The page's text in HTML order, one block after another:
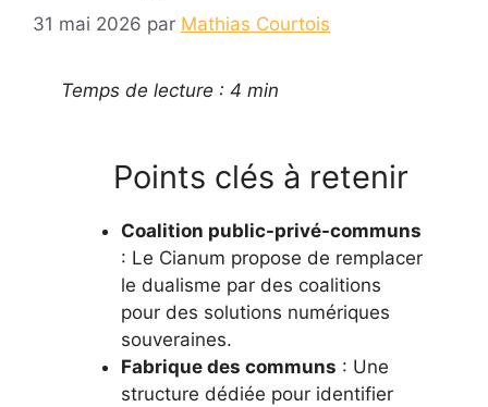
31 mai 2026 par Mathias Courtois
Temps de lecture : 4 min
Points clés à retenir
Coalition public-privé-communs
: Le Cianum propose de remplacer
le dualisme par des coalitions
pour des solutions numériques
souveraines.
Fabrique des communs : Une
structure dédiée pour identifier